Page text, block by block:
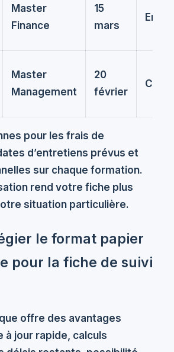
Master
Finance
15
mars
En
Master
Management
20
février
pour les frais de
d’entretiens prévus et
sur chaque formation.
rend votre fiche plus
situation particulière.
le format papier
pour la fiche de suivi
offre des avantages
à jour rapide, calculs